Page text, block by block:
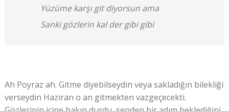
Yüzüme karşı git diyorsun ama
Sanki gözlerin kal der gibi gibi
Ah Poyraz ah. Gitme diyebilseydin veya sakladığın bilekliği
verseydin Haziran o an gitmekten vazgeçecekti.